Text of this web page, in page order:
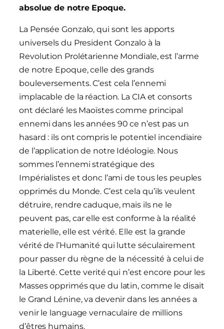
absolue de notre Epoque.
La Pensée Gonzalo, qui sont les apports
universels du President Gonzalo à la
Revolution Prolétarienne Mondiale, est l’arme
de notre Epoque, celle des grands
bouleversements. C’est cela l’ennemi
implacable de la réaction. La CIA et consorts
ont déclaré les Maoïstes comme principal
ennemi dans les années 90 ce n’est pas un
hasard : ils ont compris le potentiel incendiaire
de l’application de notre Idéologie. Nous
sommes l’ennemi stratégique des
Impérialistes et donc l’ami de tous les peuples
opprimés du Monde. C’est cela qu’ils veulent
détruire, rendre caduque, mais ils ne le
peuvent pas, car elle est conforme à la réalité
materielle, elle est vérité. Elle est la grande
vérité de l’Humanité qui lutte séculairement
pour passer du règne de la nécessité à celui de
la Liberté. Cette verité qui n’est encore pour les
Masses opprimés que du latin, comme le disait
le Grand Lénine, va devenir dans les années a
venir le language vernaculaire de millions
d’êtres humains.